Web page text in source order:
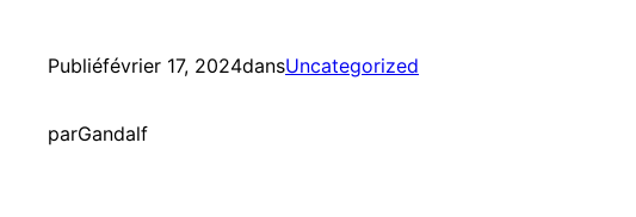
Publiéfévrier 17, 2024dansUncategorized
parGandalf